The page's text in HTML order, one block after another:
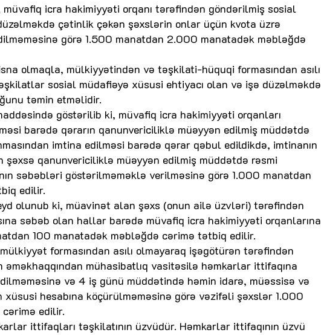
icra hakimiyyəti orqanı tərəfindən göndərilmiş sosial
çətinlik çəkən şəxslərin onlar üçün kvota üzrə
görə 1.500 manatdan 2.000 manatadək məbləğdə
olmaqla, mülkiyyətindən və təşkilati-hüquqi formasından asılı
sosial müdafiəyə xüsusi ehtiyacı olan və işə düzəlməkdə
təmin etməlidir.
göstərilib ki, müvafiq icra hakimiyyəti orqanları
barədə qərarın qanunvericiliklə müəyyən edilmiş müddətdə
imtina edilməsi barədə qərar qəbul edildikdə, imtinanın
qanunvericiliklə müəyyən edilmiş müddətdə rəsmi
səbəbləri göstərilməməklə verilməsinə görə 1.000 manatdan
edilir.
olunub ki, müavinət alan şəxs (onun ailə üzvləri) tərəfindən
səbəb olan hallar barədə müvafiq icra hakimiyyəti orqanlarına
100 manatadək məbləğdə cərimə tətbiq edilir.
formasından asılı olmayaraq işəgötürən tərəfindən
mühasibatlıq vasitəsilə həmkarlar ittifaqına
və 4 iş günü müddətində həmin idarə, müəssisə və
xüsusi hesabına köçürülməməsinə görə vəzifəli şəxslər 1.000
edilir.
ittifaqları təşkilatının üzvüdür. Həmkarlar ittifaqının üzvü